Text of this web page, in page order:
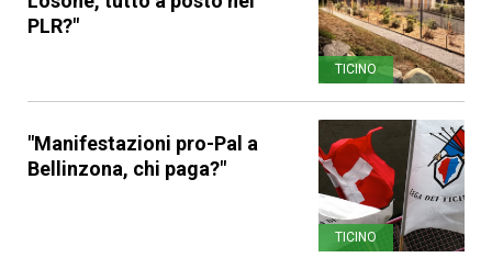
PLR?"
TICINO
"Manifestazioni pro-Pal a
Bellinzona, chi paga?"
TICINO